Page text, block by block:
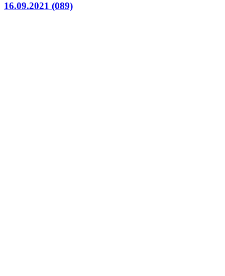
16.09.2021 (089)